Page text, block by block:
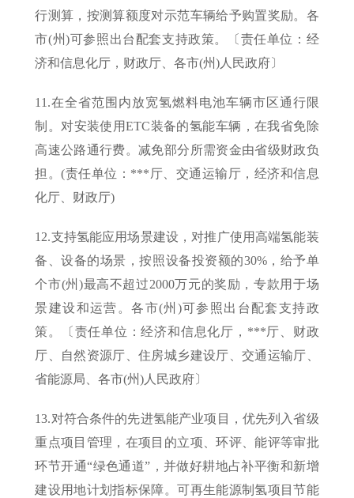
行测算，按测算额度对示范车辆给予购置奖励。各
市(州)可参照出台配套支持政策。〔责任单位：经
济和信息化厅，财政厅、各市(州)人民政府〕
11.在全省范围内放宽氢燃料电池车辆市区通行限
制。对安装使用ETC装备的氢能车辆，在我省免除
高速公路通行费。减免部分所需资金由省级财政负
担。(责任单位：***厅、交通运输厅，经济和信息
化厅、财政厅)
12.支持氢能应用场景建设，对推广使用高端氢能装
备、设备的场景，按照设备投资额的30%，给予单
个市(州)最高不超过2000万元的奖励，专款用于场
景建设和运营。各市(州)可参照出台配套支持政
策。〔责任单位：经济和信息化厅，***厅、财政
厅、自然资源厅、住房城乡建设厅、交通运输厅、
省能源局、各市(州)人民政府〕
13.对符合条件的先进氢能产业项目，优先列入省级
重点项目管理，在项目的立项、环评、能评等审批
环节开通“绿色通道”，并做好耕地占补平衡和新增
建设用地计划指标保障。可再生能源制氢项目节能